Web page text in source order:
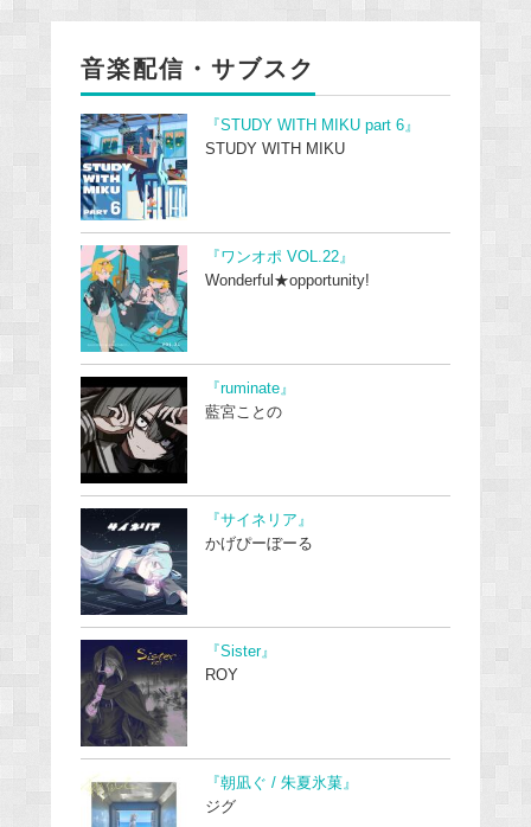
音楽配信・サブスク
『STUDY WITH MIKU part 6』
STUDY WITH MIKU
『ワンオポ VOL.22』
Wonderful★opportunity!
『ruminate』
藍宮ことの
『サイネリア』
かげぴーぼーる
『Sister』
ROY
『朝凪ぐ / 朱夏氷菓』
ジグ